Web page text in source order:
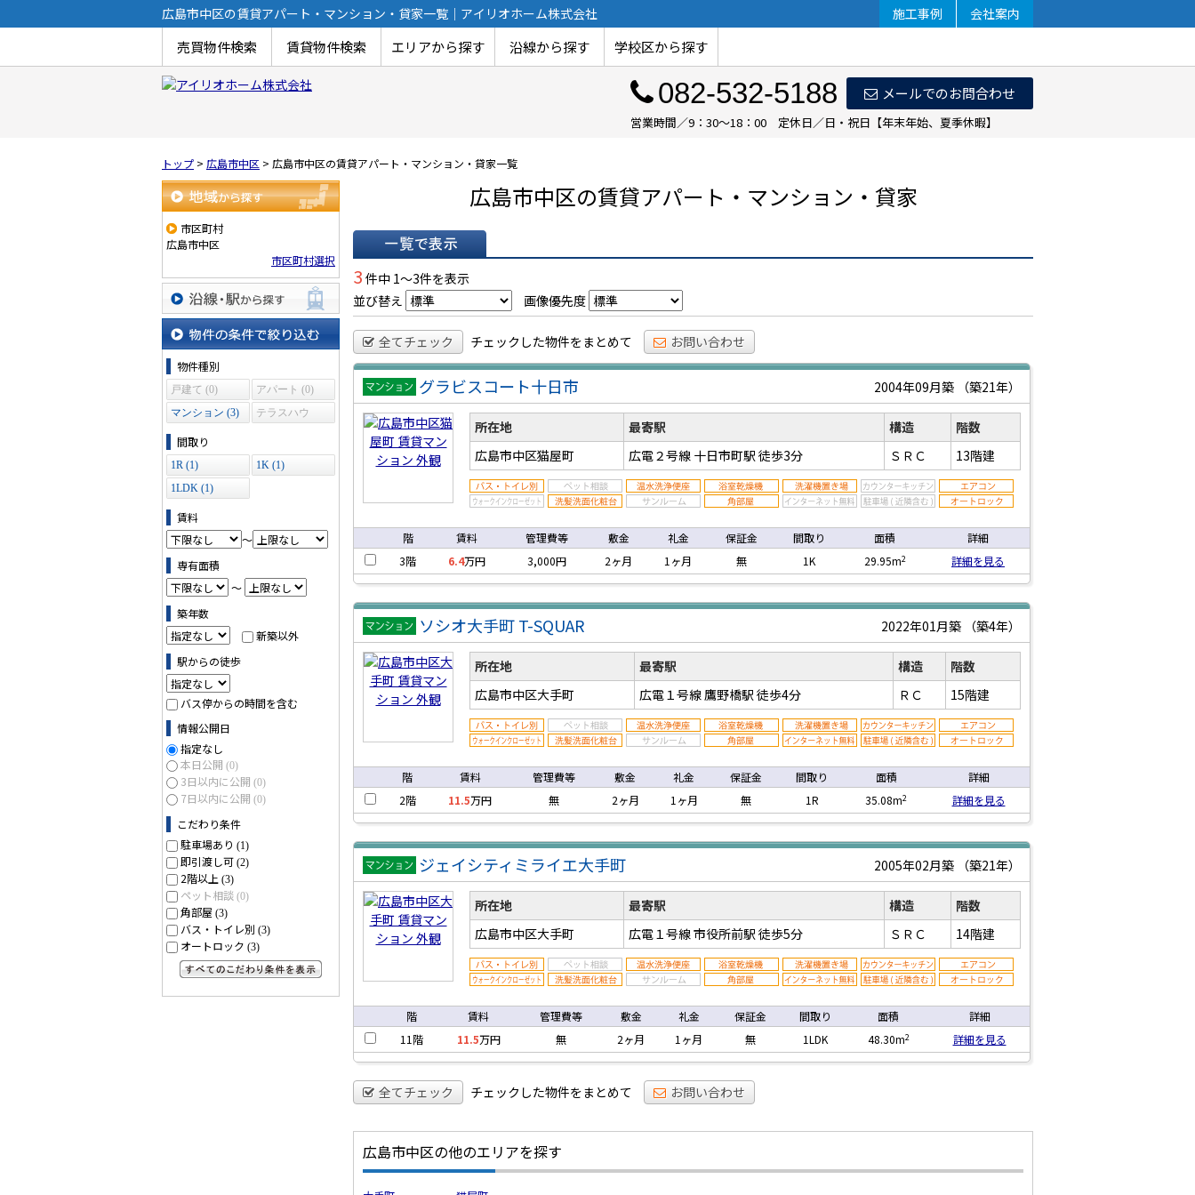
広島市中区の賃貸アパート・マンション・貸家一覧｜アイリオホーム株式会社 施工事例 会社案内
売買物件検索 賃貸物件検索 エリアから探す 沿線から探す 学校区から探す
メールでのお問合わせ
082-532-5188
営業時間／9：30～18：00 定休日／日・祝日【年末年始、夏季休暇】
トップ > 広島市中区 > 広島市中区の賃貸アパート・マンション・貸家一覧
地域から探す
市区町村
広島市中区
市区町村選択
沿線・駅から探す
物件の条件で絞り込む
物件種別
戸建て (0)
アパート (0)
マンション (3)
テラスハウ
間取り
1R (1)
1K (1)
1LDK (1)
賃料
～
専有面積
～
築年数
新築以外
駅からの徒歩
バス停からの時間を含む
情報公開日
指定なし
本日公開 (0)
3日以内に公開 (0)
7日以内に公開 (0)
こだわり条件
駐車場あり (1)
即引渡し可 (2)
2階以上 (3)
ペット相談 (0)
角部屋 (3)
バス・トイレ別 (3)
オートロック (3)
広島市中区の賃貸アパート・マンション・貸家
3 件中 1～3件を表示
並び替え
画像優先度
全てチェック チェックした物件をまとめて お問い合わせ
賃貸マン
ション
グラビスコート十日市 2004年09月築 （築21年）
所在地 最寄駅 構造
階数
広島市中区猫屋町
広電２号線 十日市町駅 徒歩3分 ＳＲＣ 13階建
階 賃料 管理費等 敷金 礼金 保証金 間取り 面積
詳細
3階
6.4万円 3,000円 2ヶ月 1ヶ月 無 1K 29.95m2 詳細を見る
賃貸マン
ション
ソシオ大手町 T-SQUAR 2022年01月築 （築4年）
所在地 最寄駅 構造
階数
広島市中区大手町
広電１号線 鷹野橋駅 徒歩4分 ＲＣ 15階建
階 賃料 管理費等 敷金 礼金 保証金 間取り 面積
詳細
2階
11.5万円 無 2ヶ月 1ヶ月 無 1R 35.08m2 詳細を見る
賃貸マン
ション
ジェイシティミライエ大手町 2005年02月築 （築21年）
所在地 最寄駅 構造
階数
広島市中区大手町
広電１号線 市役所前駅 徒歩5分 ＳＲＣ 14階建
階 賃料 管理費等 敷金 礼金 保証金 間取り 面積
詳細
11階
11.5万円 無 2ヶ月 1ヶ月 無 1LDK 48.30m2 詳細を見る
全てチェック チェックした物件をまとめて お問い合わせ
広島市中区の他のエリアを探す